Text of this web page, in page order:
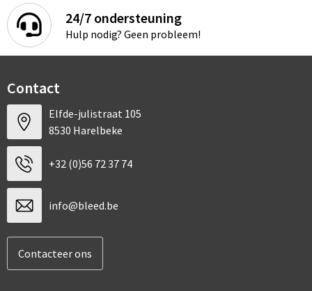
24/7 ondersteuning
Hulp nodig? Geen probleem!
Contact
Elfde-julistraat 105
8530 Harelbeke
+32 (0)56 72 37 74
info@bleed.be
Contacteer ons